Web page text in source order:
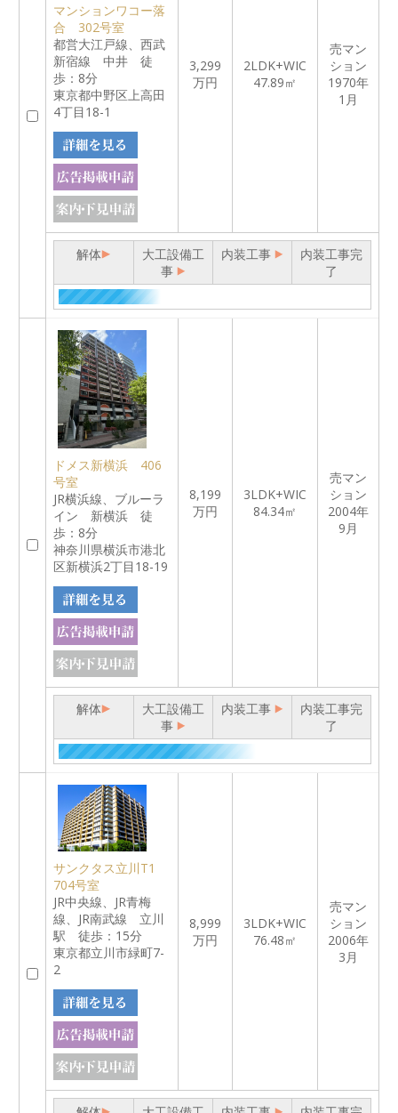
マンションワコー落
合 302号室
都営大江戸線、西武
新宿線 中井 徒
歩：8分
東京都中野区上高田
4丁目18-1
3,299
万円
2LDK+WIC
47.89㎡
売マン
ション
1970年
1月
解体
大工設備工
事
内装工事
内装工事完
了
ドメス新横浜 406
号室
JR横浜線、ブルーラ
イン 新横浜 徒
歩：8分
神奈川県横浜市港北
区新横浜2丁目18-19
8,199
万円
3LDK+WIC
84.34㎡
売マン
ション
2004年
9月
解体
大工設備工
事
内装工事
内装工事完
了
サンクタス立川T1
704号室
JR中央線、JR青梅
線、JR南武線 立川
駅 徒歩：15分
東京都立川市緑町7-
2
8,999
万円
3LDK+WIC
76.48㎡
売マン
ション
2006年
3月